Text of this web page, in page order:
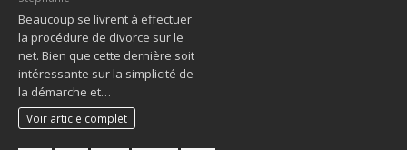
Beaucoup se livrent à effectuer
la procédure de divorce sur le
net. Bien que cette dernière soit
intéressante sur la simplicité de
la démarche et…
Voir article complet